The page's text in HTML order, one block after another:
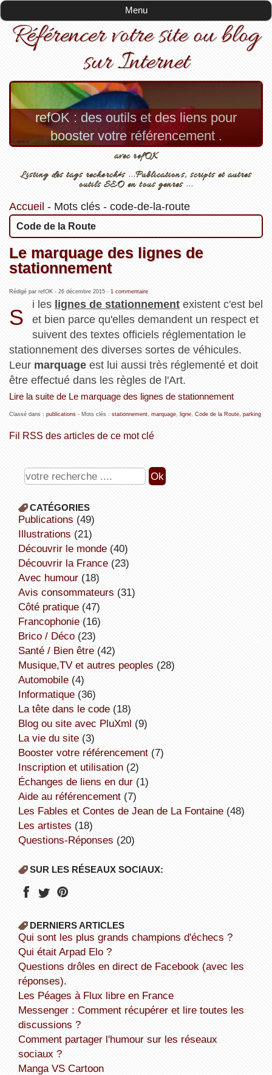
Menu
Référencer votre site ou blog
sur Internet
refOK : des outils et des liens pour
booster votre référencement .
avec refOK
Listing des tags recherchés ...Publications, scripts et autres
outils SEO en tous genres ...
Accueil - Mots clés- code-de-la-route
Code de la Route
Le marquage des lignes de
stationnement
Rédigé par refOK - 26 décembre 2015- 1 commentaire
S
i les lignes de stationnement existent c'est bel
et bien parce qu'elles demandent un respect et
suivent des textes officiels réglementation le
stationnement des diverses sortes de véhicules.
Leur marquageest lui aussi très réglementé et doit
être effectué dans les règles de l'Art.
Lire la suite de Le marquage des lignes de stationnement
Classé dans : publications- Mots clés : stationnement, marquage, ligne, Code de la Route, parking
Fil RSS des articles de ce mot clé
CATÉGORIES
publications (49)
illustrations (21)
découvrir le monde(40)
découvrir la France(23)
avec humour(18)
avis consommateurs (31)
côté pratique(47)
Francophonie(16)
Brico / Déco(23)
Santé / Bien être(42)
Musique,TV et autres peoples (28)
Automobile(4)
informatique(36)
la tête dans le code(18)
Blog ou site avec PluXml (9)
la vie du site(3)
booster votre référencement(7)
inscription et utilisation(2)
échanges de liens en dur(1)
aide au référencement(7)
Les Fables et Contes de Jean de La Fontaine(48)
Les artistes (18)
Questions-Réponses (20)
SUR LES RÉSEAUX SOCIAUX:
DERNIERS ARTICLES
Qui sont les plus grands champions d'échecs ?
Qui était Arpad Elo ?
Questions drôles en direct de Facebook (avec les
réponses).
Les Péages à Flux libre en France
Messenger : Comment récupérer et lire toutes les
discussions ?
Comment partager l'humour sur les réseaux
sociaux ?
Manga VS Cartoon